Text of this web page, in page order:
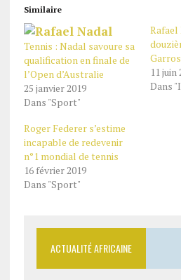
Similaire
Tennis : Nadal savoure sa
qualification en finale de
l’Open d’Australie
25 janvier 2019
Dans "Sport"
Garros
11 juin
Dans
Roger Federer s’estime
incapable de redevenir
n°1 mondial de tennis
16 février 2019
Dans "Sport"
ACTUALITÉ AFRICAINE